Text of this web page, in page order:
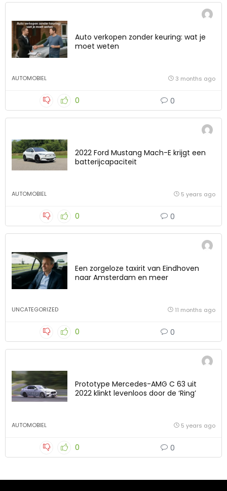
Auto verkopen zonder keuring: wat je
moet weten
AUTOMOBIEL 3 months ago
0 0
2022 Ford Mustang Mach-E krijgt een
batterijcapaciteit
AUTOMOBIEL 5 years ago
0 0
Een zorgeloze taxirit van Eindhoven
naar Amsterdam en meer
UNCATEGORIZED 11 months ago
0 0
Prototype Mercedes-AMG C 63 uit
2022 klinkt levenloos door de ‘Ring’
AUTOMOBIEL 5 years ago
0 0